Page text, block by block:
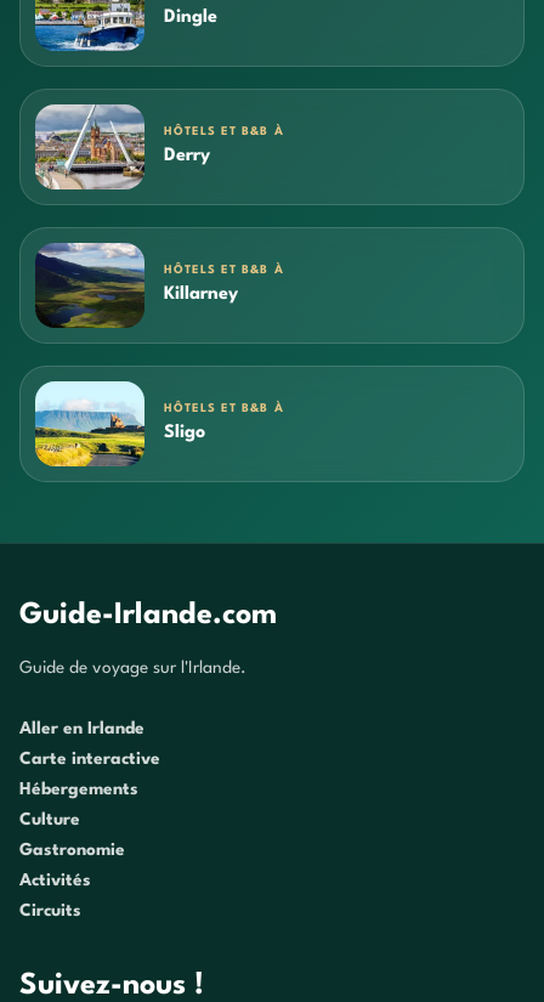
Dingle
HÔTELS ET B&B À
Derry
HÔTELS ET B&B À
Killarney
HÔTELS ET B&B À
Sligo
Guide-Irlande.com
Guide de voyage sur l'Irlande.
Aller en Irlande
Carte interactive
Hébergements
Culture
Gastronomie
Activités
Circuits
Suivez-nous !